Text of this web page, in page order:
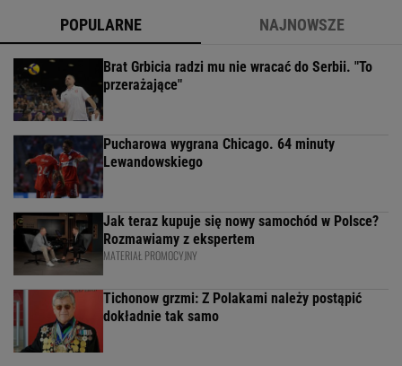
POPULARNE NAJNOWSZE
Brat Grbicia radzi mu nie wracać do Serbii. "To
przerażające"
Pucharowa wygrana Chicago. 64 minuty
Lewandowskiego
Jak teraz kupuje się nowy samochód w Polsce?
Rozmawiamy z ekspertem
MATERIAŁ PROMOCYJNY
Tichonow grzmi: Z Polakami należy postąpić
dokładnie tak samo